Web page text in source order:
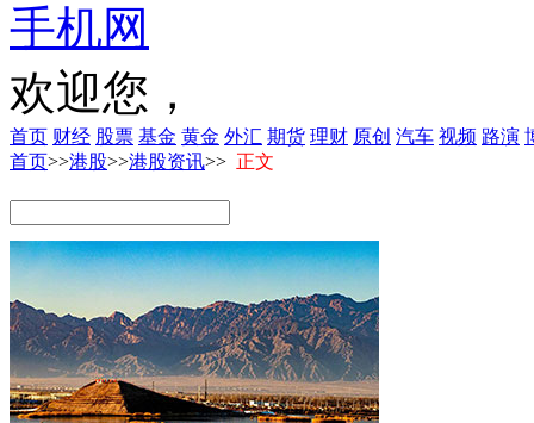
手机网
欢迎您，
首页 财经 股票 基金 黄金 外汇 期货 理财 原创 汽车 视频 路演
首页>>港股>>港股资讯>> 正文